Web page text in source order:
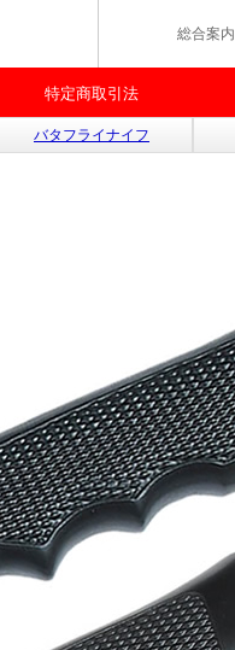
総合案内
特定商取引法
バタフライナイフ